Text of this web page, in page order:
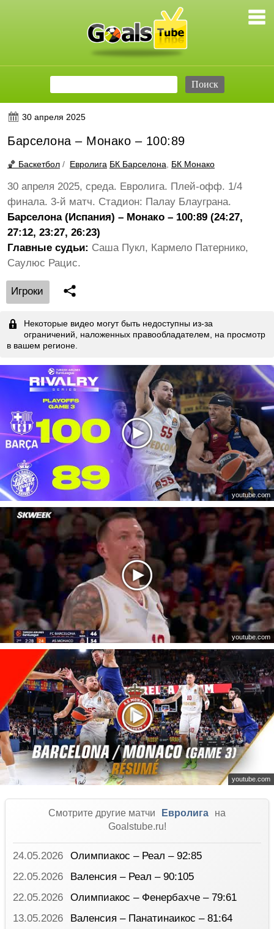
30 апреля 2025
Барселона – Монако – 100:89
🏀 Баскетбол / Евролига БК Барселона, БК Монако
30 апреля 2025, среда. Евролига. Плей-офф. 1/4
финала. 3-й матч. Стадион: Палау Блауграна.
Барселона (Испания) – Монако – 100:89 (24:27,
27:12, 23:27, 26:23)
Главные судьи: Саша Пукл, Кармело Патернико,
Саулюс Рацис.
Игроки
Некоторые видео могут быть недоступны из-за
ограничений, наложенных правообладателем, на просмотр
в вашем регионе.
youtube.com
youtube.com
youtube.com
Смотрите другие матчи Евролига
на
Goalstube.ru!
24.05.2026
Олимпиакос – Реал – 92:85
22.05.2026
Валенсия – Реал – 90:105
22.05.2026
Олимпиакос – Фенербахче – 79:61
13.05.2026
Валенсия – Панатинаикос – 81:64